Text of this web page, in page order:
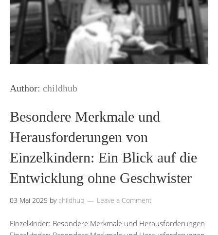
Author: childhub
Besondere Merkmale und
Herausforderungen von
Einzelkindern: Ein Blick auf die
Entwicklung ohne Geschwister
03 Mai 2025 by childhub Leave a Comment
Einzelkinder: Besondere Merkmale und Herausforderungen